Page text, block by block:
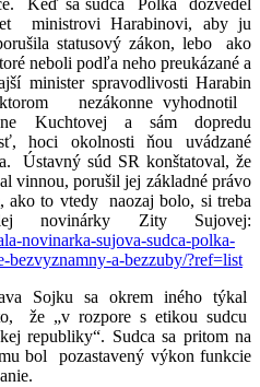
Keď sa sudca Polka dozvedel
ministrovi Harabinovi, aby ju
statusový zákon, lebo ako
neboli podľa neho preukázané a
minister spravodlivosti Harabin
nezákonne vyhodnotil
Kuchtovej a sám dopredu
hoci okolnosti ňou uvádzané
Ústavný súd SR konštatoval, že
vinnou, porušil jej základné právo
to vtedy naozaj bolo, si treba
novinárky Zity Sujovej:
novinarka-sujova-sudca-polka-
bezvyznamny-a-bezzuby/?ref=list
sa okrem iného týkal
že „v rozpore s etikou sudcu
republiky“. Sudca sa pritom na
bol pozastavený výkon funkcie